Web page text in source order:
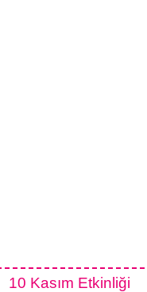
10 Kasım Etkinliği